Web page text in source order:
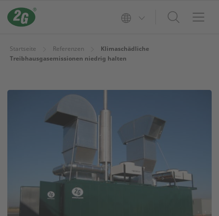
Startseite Referenzen
Klimaschädliche
Treibhausgasemissionen niedrig halten